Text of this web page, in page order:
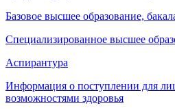
Базовое высшее образование,
Специализированное высшее
Аспирантура
Информация о поступлении для
возможностями здоровья